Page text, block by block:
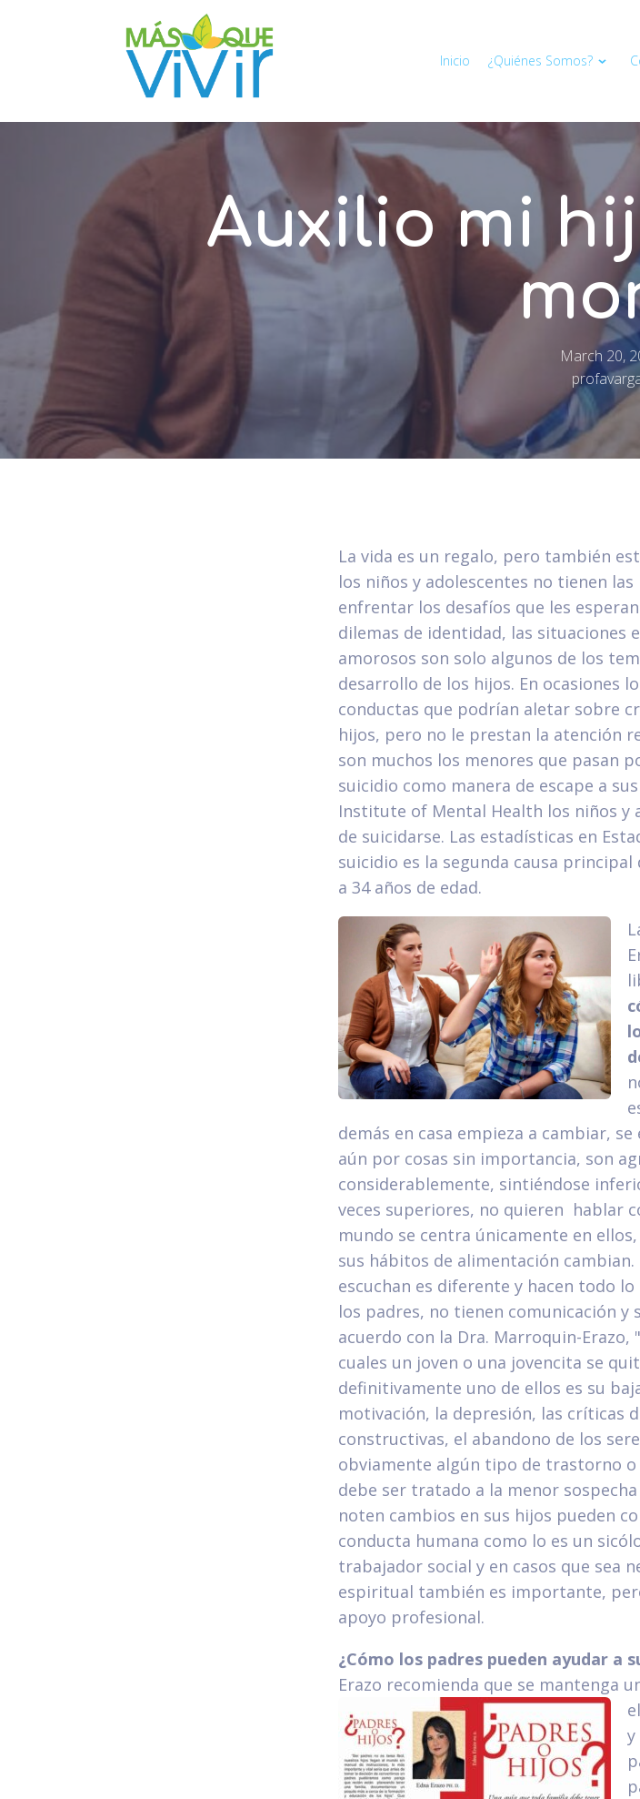
Inicio ¿Quiénes Somos?
Auxilio mi
March 20,
La vida es un regalo, pero también
los niños y adolescentes no tienen
enfrentar los desafíos que les
dilemas de identidad, las situaciones
amorosos son solo algunos de los
desarrollo de los hijos. En ocasiones
conductas que podrían aletar sobre
hijos, pero no le prestan la atención
son muchos los menores que pasan
suicidio como manera de escape a
Institute of Mental Health los niños y
de suicidarse. Las estadísticas en
suicidio es la segunda causa
a 34 años de edad.
demás en casa empieza a cambiar,
aún por cosas sin importancia, son
considerablemente, sintiéndose
veces superiores, no quieren hablar
mundo se centra únicamente en
sus hábitos de alimentación
escuchan es diferente y hacen todo
los padres, no tienen comunicación y
acuerdo con la Dra. Marroquin-
cuales un joven o una jovencita se
definitivamente uno de ellos es su
motivación, la depresión, las críticas
constructivas, el abandono de los
obviamente algún tipo de trastorno o
debe ser tratado a la menor
noten cambios en sus hijos pueden
conducta humana como lo es un
trabajador social y en casos que sea
espiritual también es importante,
apoyo profesional.
¿Cómo los padres pueden ayudar a
Erazo recomienda que se mantenga
y